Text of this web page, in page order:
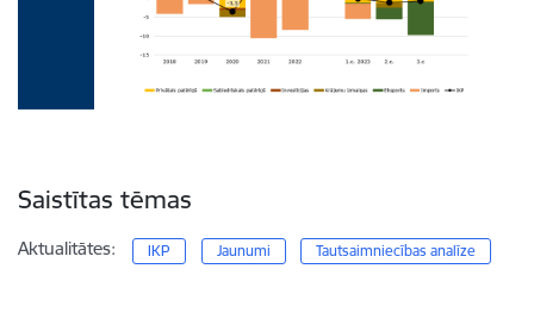
Saistītas tēmas
Aktualitātes: IKP Jaunumi Tautsaimniecības analīze